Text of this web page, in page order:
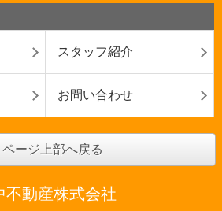
スタッフ紹介
お問い合わせ
ページ上部へ戻る
不動産株式会社